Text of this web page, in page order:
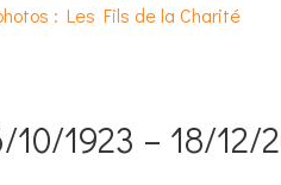
: Les Fils de la Charité
10/1923 – 18/12/